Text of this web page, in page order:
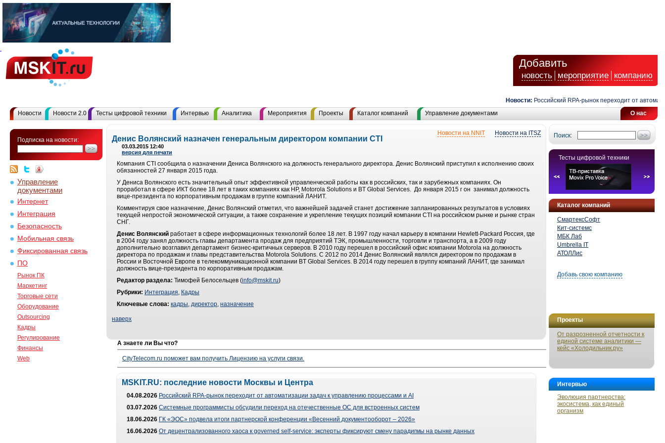
Добавить
новость мероприятие компанию
Новости: Российский RPA-рынок переходит от
О нас
Новости Новости 2.0 Тесты цифровой техники Интервью Аналитика Мероприятия Проекты Каталог компаний Управление документами
Подписка на новости:
Управление
документами
Интернет
Интеграция
Безопасность
Мобильная связь
Фиксированная связь
ПО
Рынок ПК
Маркетинг
Торговые сети
Оборудование
Outsourcing
Кадры
Регулирование
Финансы
Web
Поиск:
Тесты цифровой техники
Каталог компаний
СмартексСофт
Кит-системс
МБК Лаб
Umbrella IT
АТОЛЛис
Добавь свою компанию
Проекты
От разрозненной отчетности к
единой системе аналитики —
кейс «Холодильник.ру»
Интервью
Эволюция партнерства:
экосистема, как единый
организм
Новости на ITSZ
Новости на NNIT
Денис Волянский назначен генеральным директором компании CTI
03.03.2015 12:40
версия для печати
Компания CTI сообщила о назначении Дениса Волянского на должность генерального директора. Денис Волянский приступил к исполнению своих
обязанностей 27 января 2015 года.
У Дениса Волянского есть значительный опыт эффективной управленческой работы как в российских, так и зарубежных компаниях. Он
проработал в сфере ИКТ более 18 лет в таких компаниях как НР, Motorola Solutions и BT Global Services. До января 2015 г он занимал должность
вице-президента по корпоративным продажам в группе компаний ЛАНИТ.
Комментируя свое назначение, Денис Волянский отметил, что важнейшей задачей станет достижение запланированных результатов в условиях
текущей непростой экономической ситуации, а также сохранение и укрепление текущих позиций компании CTI на российском рынке и рынке стран
СНГ.
Денис Волянский работает в сфере информационных технологий более 18 лет. В 1997 году начал карьеру в компании Hewlett-Packard Россия, где
в 2004 году занял должность главы департамента продаж для предприятий ТЭК, промышленности, торговли и транспорта, а в 2009 году
дополнительно возглавил департамент бизнес-критичных серверов. В 2010 году перешел в российский офис компании Motorola на должность
директора по продажам и главы представительства Motorola Solutions. С 2012 по 2014 Денис Волянский являлся директором по продажам в
России и Восточной Европе в телекоммуникационной компании BT Global Services. В 2014 году перешел в группу компаний ЛАНИТ, где занимал
должность вице-президента по корпоративным продажам.
Редактор раздела: Тимофей Белосельцев (info@mskit.ru)
Рубрики: Интеграция, Кадры
Ключевые слова: кадры, директор, назначение
наверх
А знаете ли Вы что?
CityTelecom.ru поможет вам получить Лицензию на услуги связи.
MSKIT.RU: последние новости Москвы и Центра
04.08.2026 Российский RPA-рынок переходит от автоматизации задач к управлению процессами и AI
03.07.2026 Системные программисты обсудили переход на отечественные ОС для встроенных систем
18.06.2026 ГК «ЭОС» подвела итоги партнерской конференции «Весенний документооборот – 2026»
16.06.2026 От децентрализованного хаоса к governed self-service: эксперты фиксируют смену парадигмы на рынке данных